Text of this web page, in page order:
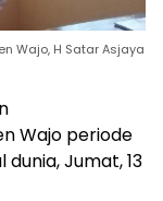
Wajo, H Satar Asjaya
Wajo periode
dunia, Jumat, 13